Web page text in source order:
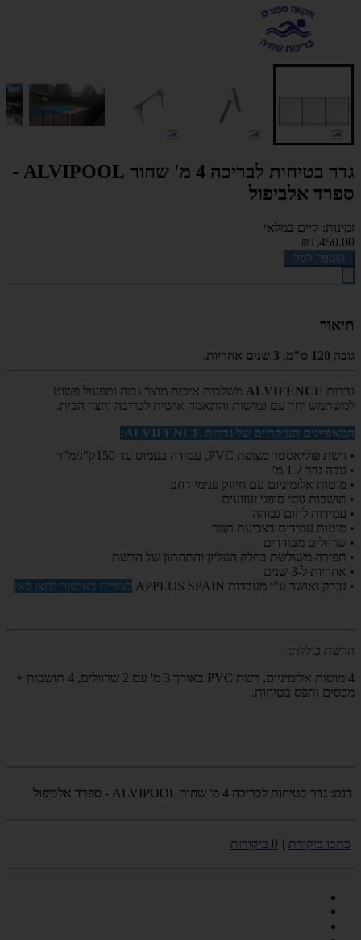
גדר בטיחות לבריכה 4 מ' שחור ALVIPOOL -
ספרד אלביפול
זמינות: קיים במלאי
₪1,450.00
הוספה לסל
תיאור
גובה 120 ס"מ. 3 שנים אחריות.
גדרות ALVIFENCE משלבות איכות מוצר גבוה ותפעול פשוט
למשתמש יחד עם גמישות והתאמה אישית לבריכה וחצר הבית.
המאפיינים העיקריים של גדרות ALVIFENCE
:
• רשת פוליאסטר מצופת PVC, עמידה בעמוס עד 150ק"ג/מ"ר
• גובה גדר 1.2 מ’
• מוטות אלומיניום עם חיזוק פנימי רחב
• תושבות גומי סופגי זעזועים
• עמידות לחום גבוהה
• מוטות עמידים בצביעת תנור
• שרוולים מבודדים
• תפירה משולשת בחלק העליון והתחתון של הרשת
• אחריות ל-3 שנים
• נבדק ואושר ע"י מעבדות
APPLUS SPAIN לצפייה באישור לחצו כאן
הרשת כוללת:
4 מוטות אלומיניום, רשת PVC באורך 3 מ' עם 2 שרוולים, 4 תושבות +
מכסים ותפס בטיחות.
דגם: גדר בטיחות לבריכה 4 מ' שחור ALVIPOOL - ספרד אלביפול
כתבו ביקורת | 0 ביקורות